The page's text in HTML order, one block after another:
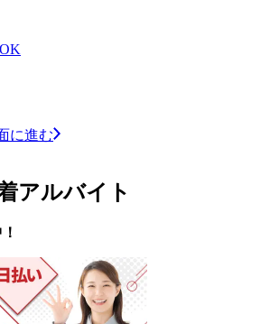
に進む
アルバイト